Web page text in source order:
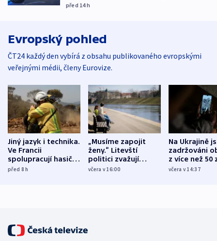
před 14h
Evropský pohled
ČT24 každý den vybírá z obsahu publikovaného evropskými
veřejnými médii, členy Eurovize.
Jiný jazyk i technika.
Ve Francii
spolupracují hasiči z
různých zemí
před 8h
„Musíme zapojit
ženy.“ Litevští
politici zvažují
dohodu o
včera v 16:00
Na Ukrajině
zadržováni
z více než 50
Bojovali na
včera v 14:37